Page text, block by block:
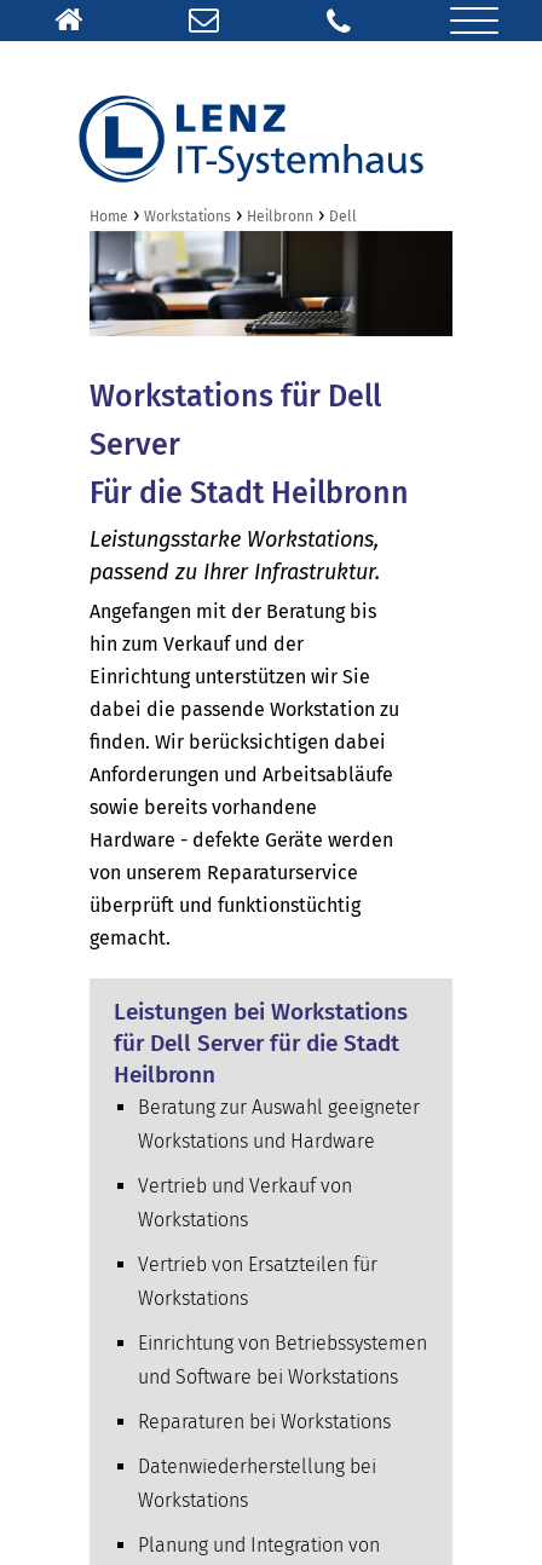
Home › Workstations › Heilbronn › Dell
Workstations für Dell
Server
Für die Stadt Heilbronn
Leistungsstarke Workstations,
passend zu Ihrer Infrastruktur.
Angefangen mit der Beratung bis
hin zum Verkauf und der
Einrichtung unterstützen wir Sie
dabei die passende Workstation zu
finden. Wir berücksichtigen dabei
Anforderungen und Arbeitsabläufe
sowie bereits vorhandene
Hardware - defekte Geräte werden
von unserem Reparaturservice
überprüft und funktionstüchtig
gemacht.
Leistungen bei Workstations
für Dell Server für die Stadt
Heilbronn
Beratung zur Auswahl geeigneter
Workstations und Hardware
Vertrieb und Verkauf von
Workstations
Vertrieb von Ersatzteilen für
Workstations
Einrichtung von Betriebssystemen
und Software bei Workstations
Reparaturen bei Workstations
Datenwiederherstellung bei
Workstations
Planung und Integration von